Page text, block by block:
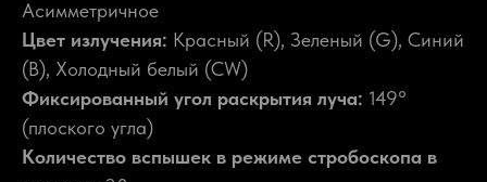
Асимметричное
Цвет излучения: Красный (R), Зеленый (G), Синий
(B), Холодный белый (CW)
Фиксированный угол раскрытия луча: 149°
(плоского угла)
Количество вспышек в режиме стробоскопа в